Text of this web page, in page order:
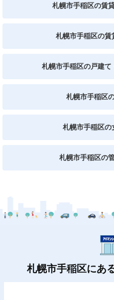
札幌市手稲区の賃
札幌市手稲区の賃
札幌市手稲区の戸建
札幌市手稲区
札幌市手稲区の
札幌市手稲区の
札幌市手稲区にあ